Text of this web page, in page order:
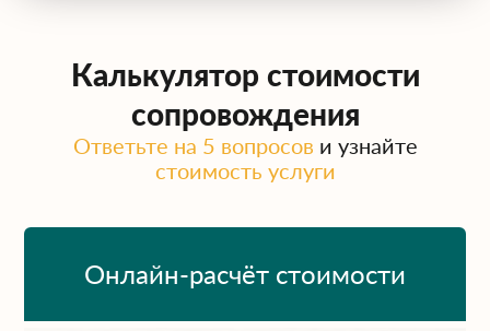
Калькулятор стоимости
сопровождения
Ответьте на 5 вопросов и узнайте
стоимость услуги
Онлайн-расчёт стоимости